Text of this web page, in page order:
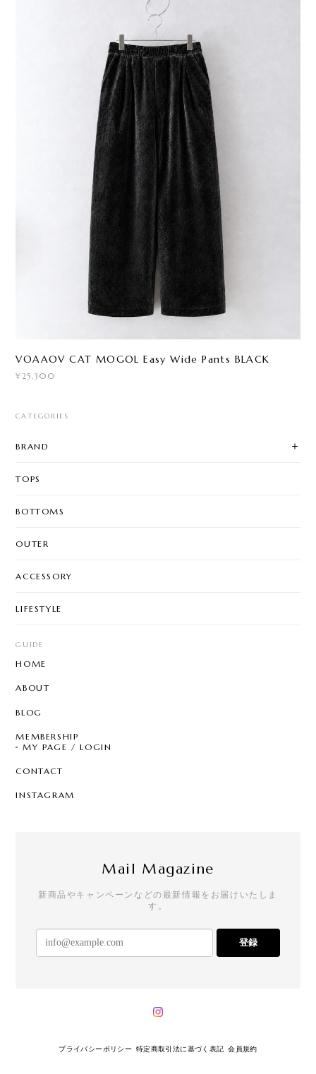
VOAAOV CAT MOGOL Easy Wide Pants BLACK
¥25,300
CATEGORIES
BRAND
TOPS
BOTTOMS
OUTER
ACCESSORY
LIFESTYLE
GUIDE
HOME
ABOUT
BLOG
MEMBERSHIP
MY PAGE / LOGIN
CONTACT
INSTAGRAM
Mail Magazine
新商品やキャンペーンなどの最新情報をお届けいたしま
す。
登録
プライバシーポリシー 特定商取引法に基づく表記 会員規約